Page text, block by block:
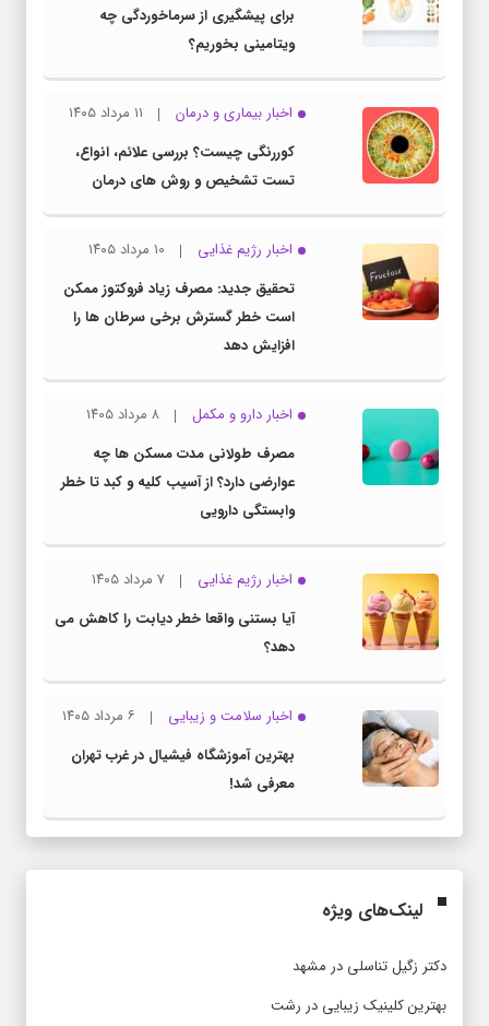
برای پیشگیری از سرماخوردگی چه
ویتامینی بخوریم؟
اخبار بیماری و درمان
۱۱ مرداد ۱۴۰۵
کوررنگی چیست؟ بررسی علائم، انواع،
تست تشخیص و روش های درمان
اخبار رژیم غذایی
۱۰ مرداد ۱۴۰۵
تحقیق جدید: مصرف زیاد فروکتوز ممکن
است خطر گسترش برخی سرطان ها را
افزایش دهد
اخبار دارو و مکمل
۸ مرداد ۱۴۰۵
مصرف طولانی مدت مسکن ها چه
عوارضی دارد؟ از آسیب کلیه و کبد تا خطر
وابستگی دارویی
اخبار رژیم غذایی
۷ مرداد ۱۴۰۵
آیا بستنی واقعا خطر دیابت را کاهش می
دهد؟
اخبار سلامت و زیبایی
۶ مرداد ۱۴۰۵
بهترین آموزشگاه فیشیال در غرب تهران
معرفی شد!
لینک‌های ویژه
دکتر زگیل تناسلی در مشهد
بهترین کلینیک زیبایی در رشت